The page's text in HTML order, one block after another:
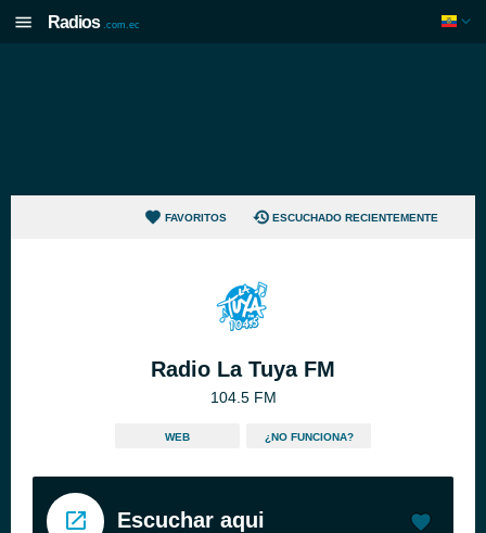
Radios .com.ec
FAVORITOS ESCUCHADO RECIENTEMENTE
Radio La Tuya FM
104.5 FM
WEB ¿NO FUNCIONA?
Escuchar aqui